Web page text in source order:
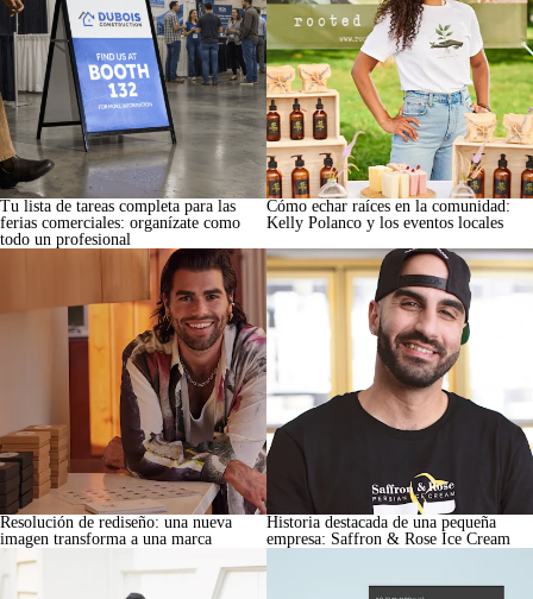
Tu lista de tareas completa para las
ferias comerciales: organízate como
todo un profesional
Cómo echar raíces en la comunidad:
Kelly Polanco y los eventos locales
Resolución de rediseño: una nueva
imagen transforma a una marca
Historia destacada de una pequeña
empresa: Saffron & Rose Ice Cream